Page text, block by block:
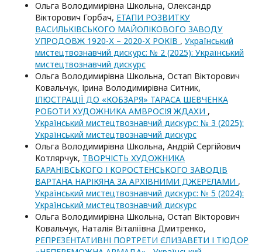
Ольга Володимирівна Школьна, Олександр
Вікторович Горбач, ЕТАПИ РОЗВИТКУ
ВАСИЛЬКІВСЬКОГО МАЙОЛІКОВОГО ЗАВОДУ
УПРОДОВЖ 1920-Х – 2020-Х РОКІВ , Український
мистецтвознавчий дискурс: № 2 (2025): Український
мистецтвознавчий дискурс
Ольга Володимирівна Школьна, Остап Вікторович
Ковальчук, Ірина Володимирівна Ситник,
ІЛЮСТРАЦІЇ ДО «КОБЗАРЯ» ТАРАСА ШЕВЧЕНКА
РОБОТИ ХУДОЖНИКА АМВРОСІЯ ЖДАХИ ,
Український мистецтвознавчий дискурс: № 3 (2025):
Український мистецтвознавчий дискурс
Ольга Володимирівна Школьна, Андрій Сергійович
Котлярчук, ТВОРЧІСТЬ ХУДОЖНИКА
БАРАНІВСЬКОГО І КОРОСТЕНСЬКОГО ЗАВОДІВ
ВАРТАНА НАРІКЯНА ЗА АРХІВНИМИ ДЖЕРЕЛАМИ ,
Український мистецтвознавчий дискурс: № 5 (2024):
Український мистецтвознавчий дискурс
Ольга Володимирівна Школьна, Остап Вікторович
Ковальчук, Наталія Віталіївна Дмитренко,
РЕПРЕЗЕНТАТИВНІ ПОРТРЕТИ ЄЛИЗАВЕТИ І ТЮДОР